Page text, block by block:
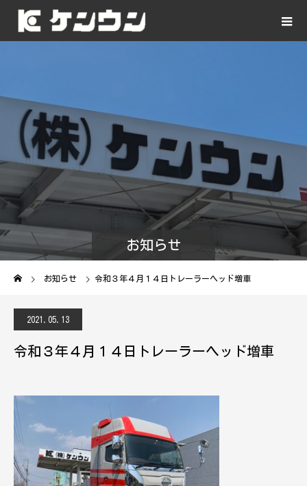
お知らせ
お知らせ 令和３年４月１４日トレーラーヘッド増車
2021.05.13
令和３年４月１４日トレーラーヘッド増車